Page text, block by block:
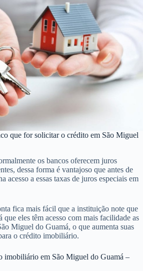
imobiliário é essencial para que você
Miguel do Guamá. Mas talvez você queira
então é bom saber que além dos pré-
algumas coisas que você pode fazer para
instituição em São Miguel do Guamá.
a seguir uma lista de ações que podem
desejado crédito imobiliário em São
Vamos a elas:
que for solicitar o crédito em São Miguel